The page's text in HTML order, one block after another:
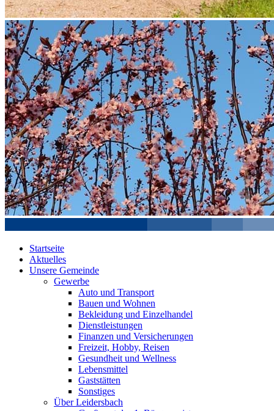
Startseite
Aktuelles
Unsere Gemeinde
Gewerbe
Auto und Transport
Bauen und Wohnen
Bekleidung und Einzelhandel
Dienstleistungen
Finanzen und Versicherungen
Freizeit, Hobby, Reisen
Gesundheit und Wellness
Lebensmittel
Gaststätten
Sonstiges
Über Leidersbach